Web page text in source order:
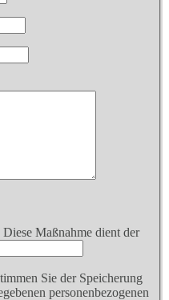
Maßnahme dient der
Sie der Speicherung
personenbezogenen